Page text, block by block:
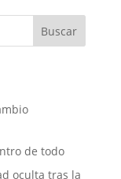
de todo
oculta tras la